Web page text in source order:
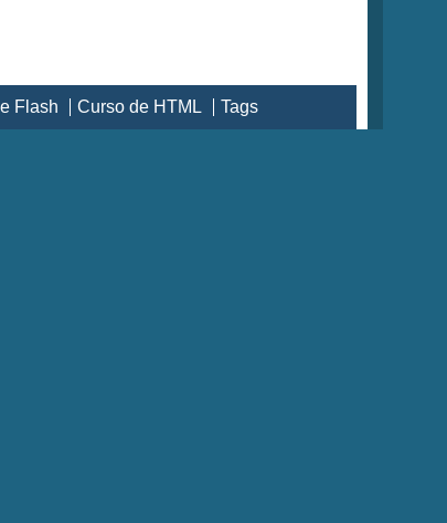
Flash Curso de HTML Tags